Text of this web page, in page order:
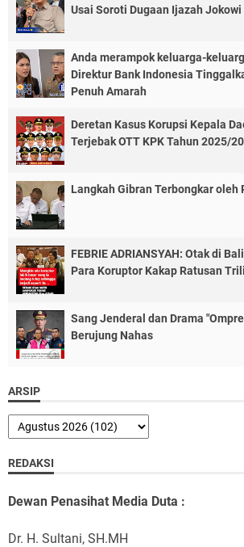
Usai Soroti Dugaan Ijazah Jokowi
Anda merampok keluarga-
Direktur Bank Indonesia
Penuh Amarah
Deretan Kasus Korupsi Kepala
Terjebak OTT KPK Tahun 2025/
Langkah Gibran Terbongkar oleh
FEBRIE ADRIANSYAH: Otak di
Para Koruptor Kakap Ratusan
Sang Jenderal dan Drama
Berujung Nahas
ARSIP
REDAKSI
Dewan Penasihat Media Duta :
Dr. H. Sultani, SH.MH